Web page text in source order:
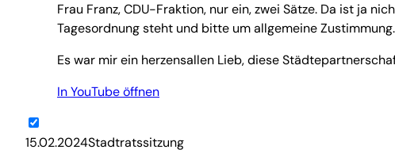
Frau Franz, CDU-Fraktion, nur ein, zwei Sätze. Da ist ja
Tagesordnung steht und bitte um allgemeine Zustimmung.
Es war mir ein herzensallen Lieb, diese
In YouTube öffnen
15.02.2024Stadtratssitzung